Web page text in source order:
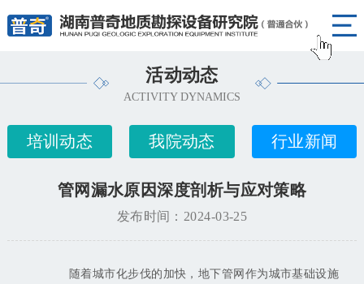
活动动态
ACTIVITY DYNAMICS
培训动态 我院动态 行业新闻
管网漏水原因深度剖析与应对策略
发布时间：2024-03-25
随着城市化步伐的加快，地下管网作为城市基础设施